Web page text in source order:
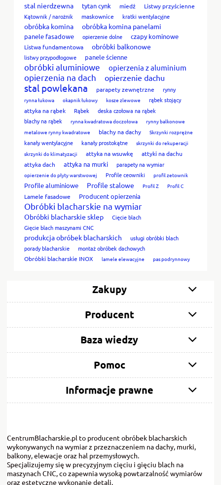
stal nierdzewna tytan cynk miedź
Listwy przyścienne
Kątownik / narożnik
maskownice kratki wentylacyjne
obróbka komina obróbka komina panelami
panele fasadowe opierzenie dolne czapy kominowe
Listwa fundamentowa obróbki balkonowe
listwy przypodłogowe panele ścienne
obróbki aluminiowe opierzenia z aluminium
opierzenia na dach opierzenie dachu
stal powlekana parapety zewnętrzne rynny
rynna łukowa okapnik łukowy kosze zlewowe
rąbek stojący
attyka na rąbek
Rąbek
deska czołowa na rąbek
blachy na rąbek
rynna kwadratowa doczołowa
rynny balkonowe
metalowe rynny kwadratowe
blachy na dachy Skrzynki rozprężne
kanały wentylacyjne kanały prostokątne
skrzynki do rekuperacji
skrzynki do klimatyzacji
attyka na wsuwkę
attyki na dachu
attyka dach
attyka na murki parapety na wymiar
opierzenie do płyty warstwowej Profile ceowniki profil zetownik
Profile aluminiowe Profile stalowe Profil Z Profil C
Lamele fasadowe Producent opierzenia
Obróbki blacharskie na wymiar
Obróbki blacharskie sklep
Cięcie blach
Gięcie blach maszynami CNC
produkcja obróbek blacharskich
usługi obróbki blach
porady blacharskie
montaż obróbek dachowych
Obróbki blacharskie INOX
lamele elewacyjne pas podrynnowy
Zakupy
Producent
Baza wiedzy
Pomoc
Informacje prawne
CentrumBlacharskie.pl to producent obróbek blacharskich
wykonywanych na wymiar z przeznaczeniem na dachy, murki,
balkony, elewacje oraz hal przemysłowych.
Specjalizujemy się w precyzyjnym cięciu i gięciu blach na
maszynach CNC, co zapewnia wysoką powtarzalność wymiarów
oraz estetyczne wykonanie detali.